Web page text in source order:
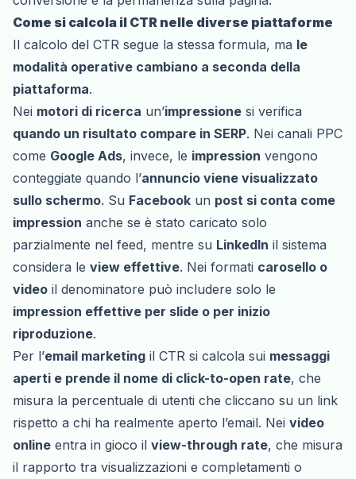
Come si calcola il CTR nelle diverse piattaforme
Il calcolo del CTR segue la stessa formula, ma le
modalità operative cambiano a seconda della
piattaforma.
Nei motori di ricerca un’impressione si verifica
quando un risultato compare in SERP. Nei canali PPC
come Google Ads, invece, le impression vengono
conteggiate quando l’annuncio viene visualizzato
sullo schermo. Su Facebook un post si conta come
impression anche se è stato caricato solo
parzialmente nel feed, mentre su LinkedIn il sistema
considera le view effettive. Nei formati carosello o
video il denominatore può includere solo le
impression effettive per slide o per inizio
riproduzione.
Per l’email marketing il CTR si calcola sui messaggi
aperti e prende il nome di click-to-open rate, che
misura la percentuale di utenti che cliccano su un link
rispetto a chi ha realmente aperto l’email. Nei video
online entra in gioco il view-through rate, che misura
il rapporto tra visualizzazioni e completamenti o